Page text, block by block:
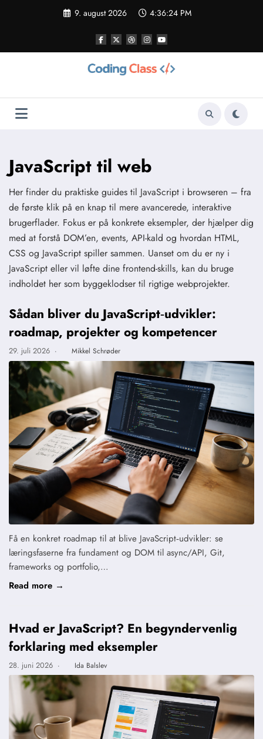
9. august 2026 4:36:26 PM
JavaScript til web
Her finder du praktiske guides til JavaScript i browseren – fra
de første klik på en knap til mere avancerede, interaktive
brugerflader. Fokus er på konkrete eksempler, der hjælper dig
med at forstå DOM’en, events, API-kald og hvordan HTML,
CSS og JavaScript spiller sammen. Uanset om du er ny i
JavaScript eller vil løfte dine frontend-skills, kan du bruge
indholdet her som byggeklodser til rigtige webprojekter.
Sådan bliver du JavaScript‑udvikler:
roadmap, projekter og kompetencer
29. juli 2026 · Mikkel Schrøder
Få en konkret roadmap til at blive JavaScript‑udvikler: se
læringsfaserne fra fundament og DOM til async/API, Git,
frameworks og portfolio,…
Read more →
Hvad er JavaScript? En begyndervenlig
forklaring med eksempler
28. juni 2026 · Ida Balslev